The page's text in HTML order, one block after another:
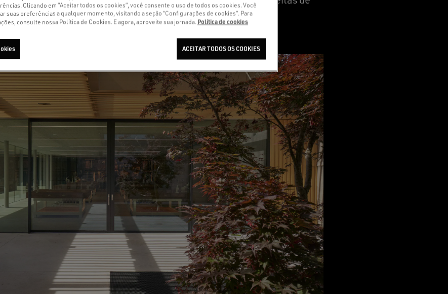
Clicando em “Aceitar todos os cookies”, você consente o uso de todos os cookies. Você
suas preferências a qualquer momento, visitando a seção “Configurações de cookies”. Para
consulte nossa Política de Cookies. E agora, aproveite sua jornada. Política de cookies
ACEITAR TODOS OS COOKIES